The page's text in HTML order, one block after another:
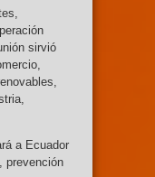
sirvió
a Ecuador
prevención